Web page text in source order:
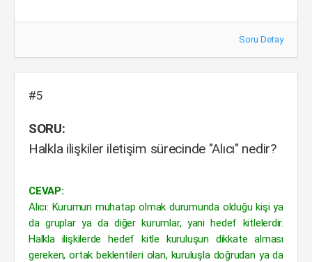
Soru Detay
#5
SORU:
Halkla ilişkiler iletişim sürecinde "Alıcı" nedir?
CEVAP:
Alıcı: Kurumun muhatap olmak durumunda olduğu kişi ya
da gruplar ya da diğer kurumlar, yani hedef kitlelerdir.
Halkla ilişkilerde hedef kitle kuruluşun dikkate alması
gereken, ortak beklentileri olan, kuruluşla doğrudan ya da